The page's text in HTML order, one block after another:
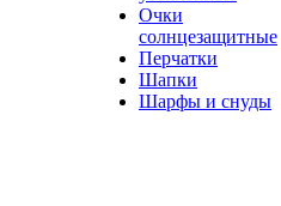
Очки
солнцезащитные
Перчатки
Шапки
Шарфы и снуды